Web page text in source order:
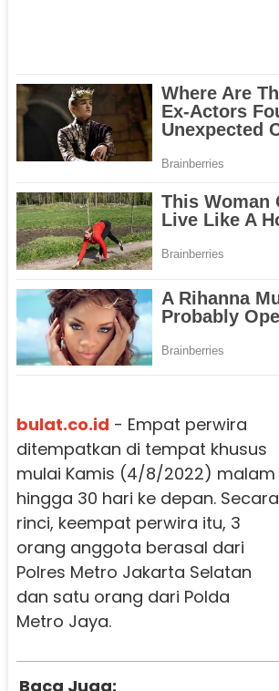
bulat.co.id - Empat perwira
ditempatkan di tempat khusus
mulai Kamis (4/8/2022) malam
hingga 30 hari ke depan. Secara
rinci, keempat perwira itu, 3
orang anggota berasal dari
Polres Metro Jakarta Selatan
dan satu orang dari Polda
Metro Jaya.
Baca Juga: